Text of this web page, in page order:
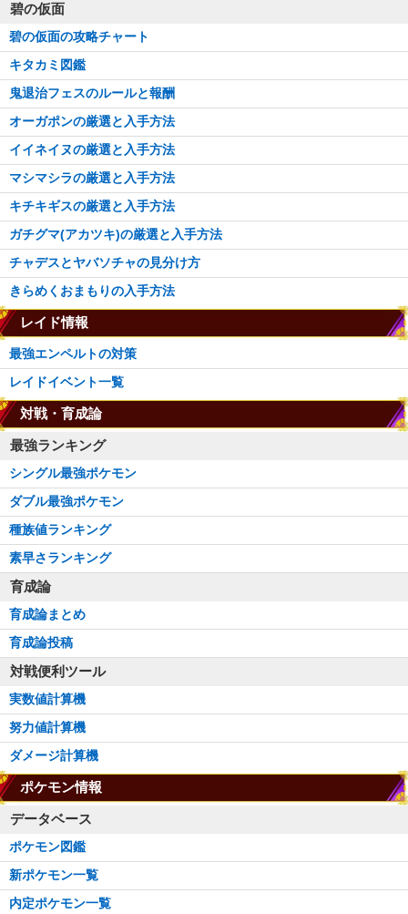
碧の仮面
碧の仮面の攻略チャート
キタカミ図鑑
鬼退治フェスのルールと報酬
オーガポンの厳選と入手方法
イイネイヌの厳選と入手方法
マシマシラの厳選と入手方法
キチキギスの厳選と入手方法
ガチグマ(アカツキ)の厳選と入手方法
チャデスとヤバソチャの見分け方
きらめくおまもりの入手方法
レイド情報
最強エンペルトの対策
レイドイベント一覧
対戦・育成論
最強ランキング
シングル最強ポケモン
ダブル最強ポケモン
種族値ランキング
素早さランキング
育成論
育成論まとめ
育成論投稿
対戦便利ツール
実数値計算機
努力値計算機
ダメージ計算機
ポケモン情報
データベース
ポケモン図鑑
新ポケモン一覧
内定ポケモン一覧